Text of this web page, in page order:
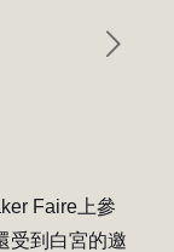
Faire上參
受到白宮的邀